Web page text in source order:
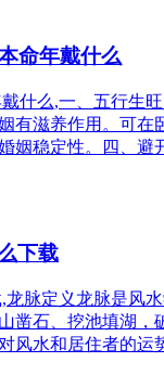
命年戴什么
什么,一、五行生
有滋养作用。可
姻稳定性。四、
下载
脉定义龙脉是风
凿石、挖池填湖
风水和居住者的